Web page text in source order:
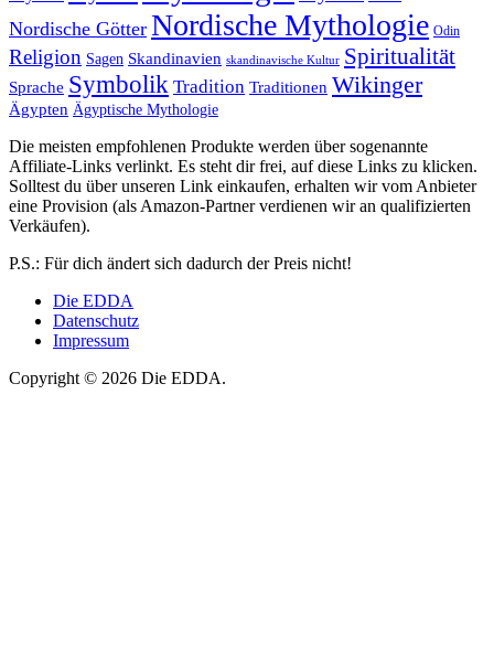
Nordische Götter Nordische Mythologie Odin
Religion Sagen Skandinavien skandinavische Kultur Spiritualität
Sprache Symbolik Tradition Traditionen Wikinger
Ägypten Ägyptische Mythologie
Die meisten empfohlenen Produkte werden über sogenannte
Affiliate-Links verlinkt. Es steht dir frei, auf diese Links zu klicken.
Solltest du über unseren Link einkaufen, erhalten wir vom Anbieter
eine Provision (als Amazon-Partner verdienen wir an qualifizierten
Verkäufen).
P.S.: Für dich ändert sich dadurch der Preis nicht!
Die EDDA
Datenschutz
Impressum
Copyright © 2026 Die EDDA.